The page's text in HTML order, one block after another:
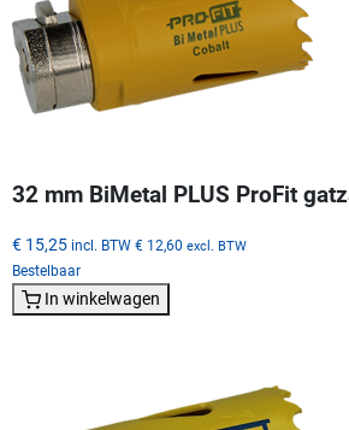
32 mm BiMetal PLUS ProFit
€ 15,25 incl. BTW € 12,60 excl. BTW
Bestelbaar
In winkelwagen